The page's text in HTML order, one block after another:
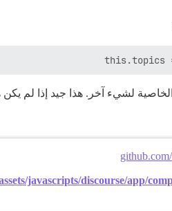
this.topics
لشيء آخر. هذا جيد إذا لم
javascripts/discourse/app/